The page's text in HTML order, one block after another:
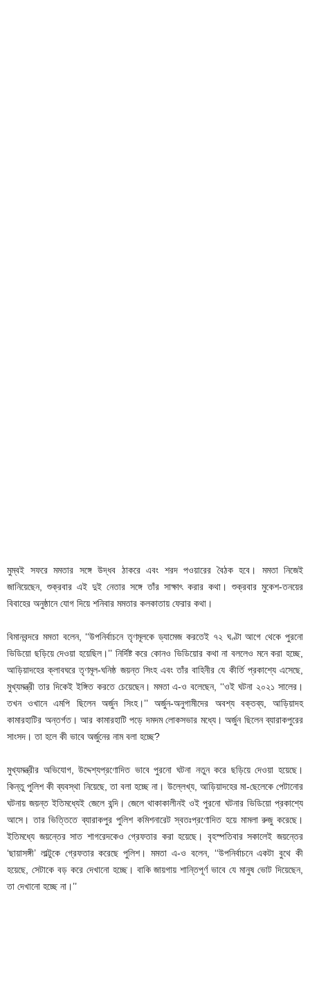
মুম্বই সফরে মমতার সঙ্গে উদ্ধব ঠাকরে এবং শরদ পওয়ারের বৈঠক হবে। মমতা নিজেই
জানিয়েছেন, শুক্রবার এই দুই নেতার সঙ্গে তাঁর সাক্ষাৎ করার কথা। শুক্রবার মুকেশ-তনয়ের
বিবাহের অনুষ্ঠানে যোগ দিয়ে শনিবার মমতার কলকাতায় ফেরার কথা।
বিমানবন্দরে মমতা বলেন, ‘‘উপনির্বাচনে তৃণমূলকে ড্যামেজ করতেই ৭২ ঘণ্টা আগে থেকে পুরনো
ভিডিয়ো ছড়িয়ে দেওয়া হয়েছিল।’’ নির্দিষ্ট করে কোনও ভিডিয়োর কথা না বললেও মনে করা হচ্ছে,
আড়িয়াদহের ক্লাবঘরে তৃণমূল-ঘনিষ্ঠ জয়ন্ত সিংহ এবং তাঁর বাহিনীর যে কীর্তি প্রকাশ্যে এসেছে,
মুখ্যমন্ত্রী তার দিকেই ইঙ্গিত করতে চেয়েছেন। মমতা এ-ও বলেছেন, ‘‘ওই ঘটনা ২০২১ সালের।
তখন ওখানে এমপি ছিলেন অর্জুন সিংহ।’’ অর্জুন-অনুগামীদের অবশ্য বক্তব্য, আড়িয়াদহ
কামারহাটির অন্তর্গত। আর কামারহাটি পড়ে দমদম লোকসভার মধ্যে। অর্জুন ছিলেন ব্যারাকপুরের
সাংসদ। তা হলে কী ভাবে অর্জুনের নাম বলা হচ্ছে?
মুখ্যমন্ত্রীর অভিযোগ, উদ্দেশ্যপ্রণোদিত ভাবে পুরনো ঘটনা নতুন করে ছড়িয়ে দেওয়া হয়েছে।
কিন্তু পুলিশ কী ব্যবস্থা নিয়েছে, তা বলা হচ্ছে না। উল্লেখ্য, আড়িয়াদহের মা-ছেলেকে পেটানোর
ঘটনায় জয়ন্ত ইতিমধ্যেই জেলে বন্দি। জেলে থাকাকালীনই ওই পুরনো ঘটনার ভিডিয়ো প্রকাশ্যে
আসে। তার ভিত্তিতে ব্যারাকপুর পুলিশ কমিশনারেট স্বতঃপ্রণোদিত হয়ে মামলা রুজু করেছে।
ইতিমধ্যে জয়ন্তের সাত শাগরেদকেও গ্রেফতার করা হয়েছে। বৃহস্পতিবার সকালেই জয়ন্তের
‘ছায়াসঙ্গী’ লাল্টুকে গ্রেফতার করেছে পুলিশ। মমতা এ-ও বলেন, ‘‘উপনির্বাচনে একটা বুথে কী
হয়েছে, সেটাকে বড় করে দেখানো হচ্ছে। বাকি জায়গায় শান্তিপূর্ণ ভাবে যে মানুষ ভোট দিয়েছেন,
তা দেখানো হচ্ছে না।’’